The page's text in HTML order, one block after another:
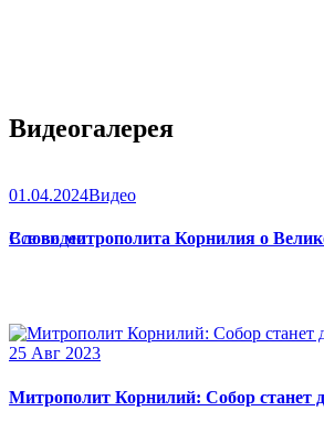
Видеогалерея
01.04.2024Видео
Слово митрополита Корнилия о
Все видео
25 Авг 2023
Митрополит Корнилий: Собор станет